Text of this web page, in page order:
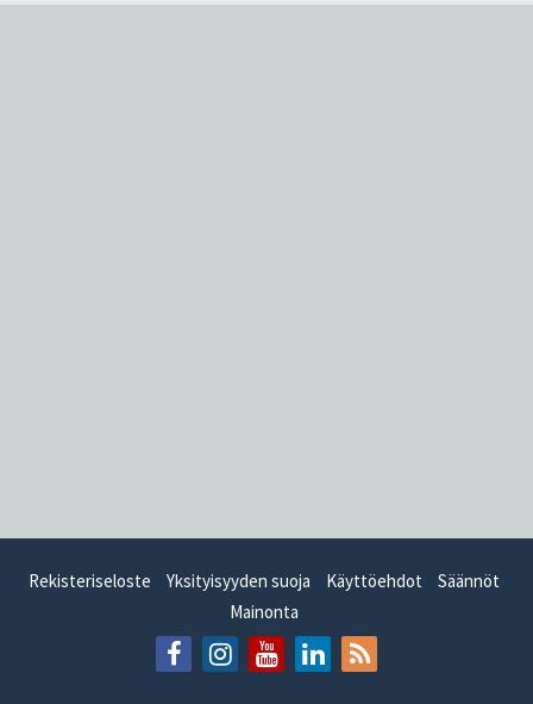
Rekisteriseloste Yksityisyyden suoja Käyttöehdot
Säännöt
Mainonta